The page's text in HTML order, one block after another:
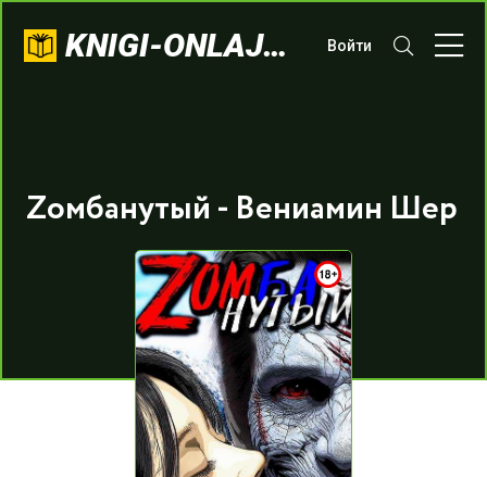
KNIGI-ONLAJN.COM Войти
Zомбанутый - Вениамин Шер